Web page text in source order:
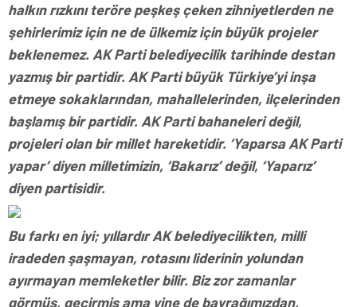
halkın rızkını teröre peşkeş çeken zihniyetlerden ne
şehirlerimiz için ne de ülkemiz için büyük projeler
beklenemez. AK Parti belediyecilik tarihinde destan
yazmış bir partidir. AK Parti büyük Türkiye’yi inşa
etmeye sokaklarından, mahallelerinden, ilçelerinden
başlamış bir partidir. AK Parti bahaneleri değil,
projeleri olan bir millet hareketidir. ‘Yaparsa AK Parti
yapar’ diyen milletimizin, ‘Bakarız’ değil, ‘Yaparız’
diyen partisidir.
Bu farkı en iyi; yıllardır AK belediyecilikten, milli
iradeden şaşmayan, rotasını liderinin yolundan
ayırmayan memleketler bilir. Biz zor zamanlar
görmüş, geçirmiş ama yine de bayrağımızdan,